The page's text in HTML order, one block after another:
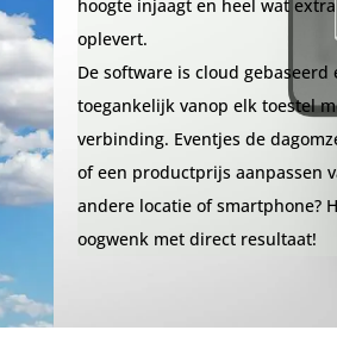
hoogte injaagt en heel wat
oplevert.
De software is cloud gebaseerd
toegankelijk vanop elk toestel
verbinding. Eventjes de
of een productprijs aanpassen
andere locatie of smartphone?
oogwenk met direct resultaat!